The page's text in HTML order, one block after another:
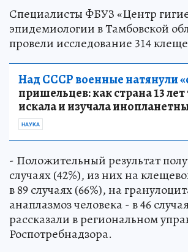
Специалисты ФБУЗ «Центр
эпидемиологии в Тамбовской
провели исследование 314
Над СССР военные натянули
пришельцев: как страна 13
искала и изучала
НАУКА
- Положительный результат
случаях (42%), из них на
в 89 случаях (66%), на
анаплазмоз человека - в 46
рассказали в региональном
Роспотребнадзора.